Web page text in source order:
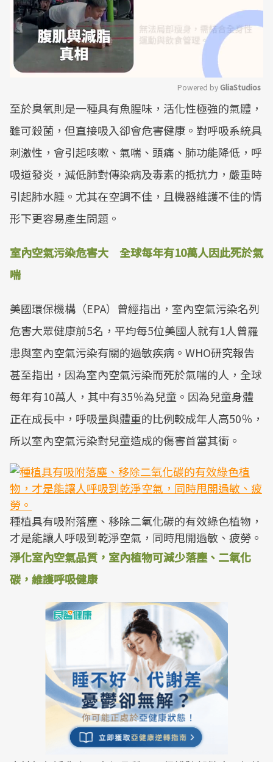
Mute
Powered by GliaStudios
至於臭氧則是一種具有魚腥味，活化性極強的氣體，
雖可殺菌，但直接吸入卻會危害健康。對呼吸系統具
刺激性，會引起咳嗽、氣喘、頭痛、肺功能降低，呼
吸道發炎，減低肺對傳染病及毒素的抵抗力，嚴重時
引起肺水腫。尤其在空調不佳，且機器維護不佳的情
形下更容易產生問題。
室內空氣污染危害大 全球每年有10萬人因此死於氣
喘
美國環保機構（EPA）曾經指出，室內空氣污染名列
危害大眾健康前5名，平均每5位美國人就有1人曾罹
患與室內空氣污染有關的過敏疾病。WHO研究報告
甚至指出，因為室內空氣污染而死於氣喘的人，全球
每年有10萬人，其中有35％為兒童。因為兒童身體
正在成長中，呼吸量與體重的比例較成年人高50％，
所以室內空氣污染對兒童造成的傷害首當其衝。
種植具有吸附落塵、移除二氧化碳的有效綠色植物，
才是能讓人呼吸到乾淨空氣，同時甩開過敏、疲勞。
淨化室內空氣品質，室內植物可減少落塵、二氧化
碳，維護呼吸健康